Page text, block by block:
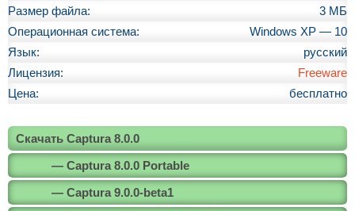
Размер файла:
3 МБ
Операционная система:
Windows XP — 10
Язык:
русский
Лицензия:
Freeware
Цена:
бесплатно
Скачать Captura 8.0.0
— Captura 8.0.0 Portable
— Captura 9.0.0-beta1